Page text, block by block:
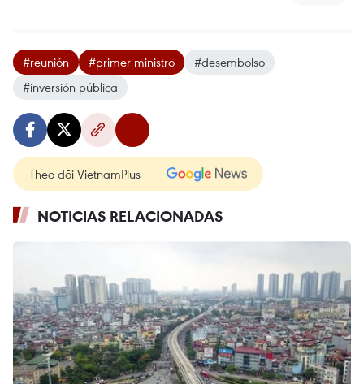
#reunión #primer ministro
#desembolso
#inversión pública
Theo dõi VietnamPlus
NOTICIAS RELACIONADAS